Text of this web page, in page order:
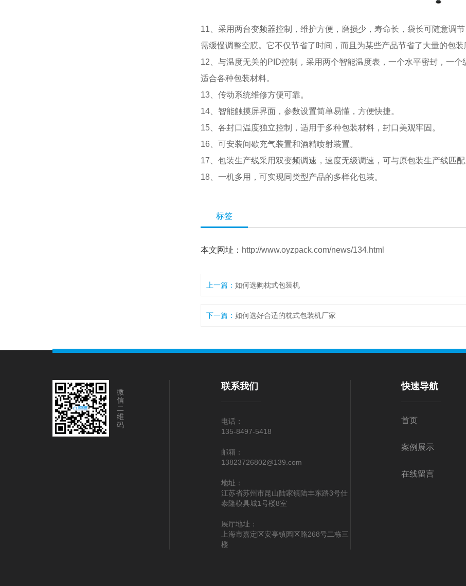
11、采用两台变频器控制，维护方便，磨损少，寿命长，袋长可随意调
需缓慢调整空膜。它不仅节省了时间，而且为某些产品节省了大量的包装
12、与温度无关的PID控制，采用两个智能温度表，一个水平密封，一
适合各种包装材料。
13、传动系统维修方便可靠。
14、智能触摸屏界面，参数设置简单易懂，方便快捷。
15、各封口温度独立控制，适用于多种包装材料，封口美观牢固。
16、可安装间歇充气装置和酒精喷射装置。
17、包装生产线采用双变频调速，速度无级调速，可与原包装生产线匹配
18、一机多用，可实现同类型产品的多样化包装。
标签
本文网址： http://www.oyzpack.com/news/134.html
上一篇：如何选购枕式包装机
下一篇：如何选好合适的枕式包装机厂家
微
信
二
维
码
联系我们
电话：
135-8497-5418
邮箱：
13823726802@139.com
地址：
江苏省苏州市昆山陆家镇陆丰东路3号仕
泰隆模具城1号楼8室
展厅地址：
上海市嘉定区安亭镇园区路268号二栋三
楼
快速导航
首页
案例展示
在线留言